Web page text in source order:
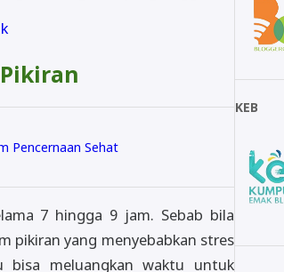
Pencernaan Sehat
7 hingga 9 jam. Sebab bila
pikiran yang menyebabkan stres
bisa meluangkan waktu untuk
KEB